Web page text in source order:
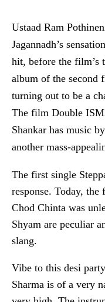
Ustaad Ram
Jagannadh’s
hit, before the film’s
album of the second
turning out to be a
The film Double
Shankar has music
another mass-
The first single
response. Today, the
Chod Chinta was
Shyam are peculiar
slang.
Vibe to this desi
Sharma is of a very